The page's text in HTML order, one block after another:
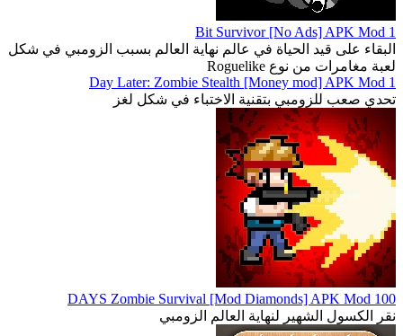
1 Bit Survivor [No Ads] APK Mod
البقاء على قيد الحياة في عالم نهاية العالم بسبب الزومبي في شكل
لعبة مغامرات من نوع Roguelike
1 Day Later: Zombie Stealth [Money mod] APK Mod
تحدي صعب للزومبي بتقنية الاختباء في شكل لغز
100 DAYS Zombie Survival [Mod Diamonds] APK Mod
نقر الكسول الشهير لنهاية العالم الزومبي